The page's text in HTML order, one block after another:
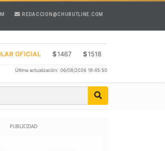
REDACCION@CHUBUTLINE.COM
OFICIAL $1467 $1518
Última actualización: 06/08/2026 19:45:50